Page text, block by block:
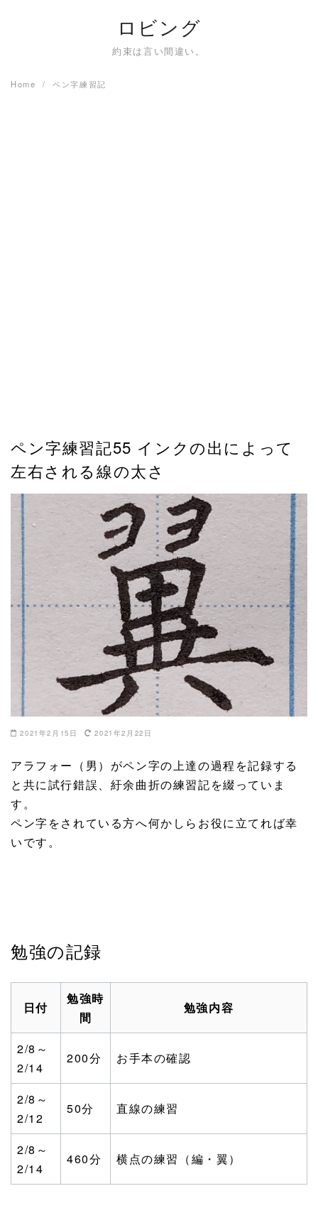
ロビング
約束は言い間違い。
Home ペン字練習記
ペン字練習記55 インクの出によって
左右される線の太さ
2021年2月15日 2021年2月22日
アラフォー（男）がペン字の上達の過程を記録する
と共に試行錯誤、紆余曲折の練習記を綴っていま
す。
ペン字をされている方へ何かしらお役に立てれば幸
いです。
勉強の記録
日付
勉強時
間
勉強内容
2/8～
2/14
200分 お手本の確認
2/8～
2/12
50分 直線の練習
2/8～
2/14
460分 横点の練習（編・翼）